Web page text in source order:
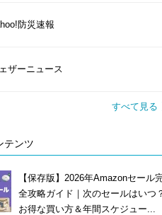
防災速報
ザーニュース
すべて見る
テンツ
【保存版】2026年Amazonセール
全攻略ガイド｜次のセールはいつ
お得な買い方＆年間スケジュー...